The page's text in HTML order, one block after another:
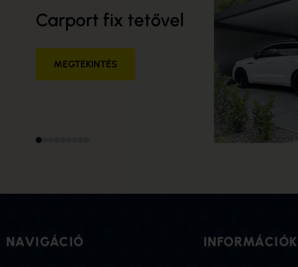
Carport fix tetővel
MEGTEKINTÉS
Tolható
keretes
NAVIGÁCIÓ INFORMÁCIÓK